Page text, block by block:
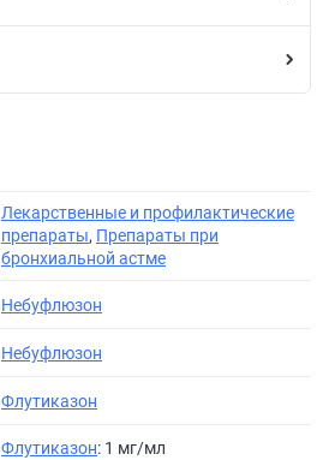
Лекарственные и профилактические
препараты, Препараты при
бронхиальной астме
Небуфлюзон
Небуфлюзон
Флутиказон
Флутиказон: 1 мг/мл